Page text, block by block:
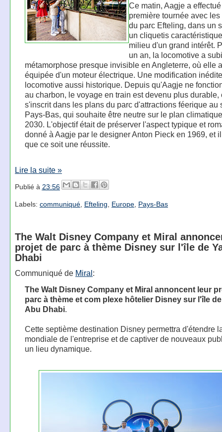
Ce matin, Aagje a
première tournée avec
du parc Efteling, dans un
un cliquetis
milieu d'un grand intérêt.
un an, la locomotive a
métamorphose presque invisible en Angleterre, où elle
équipée d'un moteur électrique. Une modification
locomotive aussi historique. Depuis qu'Aagje ne
au charbon, le voyage en train est devenu plus durable,
s'inscrit dans les plans du parc d'attractions féerique au
Pays-Bas, qui souhaite être neutre sur le plan
2030. L'objectif était de préserver l'aspect typique et
donné à Aagje par le designer Anton Pieck en 1969, et
que ce soit une réussite.
Lire la suite »
Publié à 23:56
Labels: communiqué, Efteling Europe, Pays-Bas
The Walt Disney Company et Miral
projet de parc à thème Disney sur l'île de
Dhabi
Communiqué de Miral:
The Walt Disney Company et Miral annoncent leur
parc à thème et com plexe hôtelier Disney sur l'île de
Abu Dhabi.
Cette septième destination Disney permettra d'étendre
mondiale de l'entreprise et de captiver de nouveaux
un lieu dynamique.